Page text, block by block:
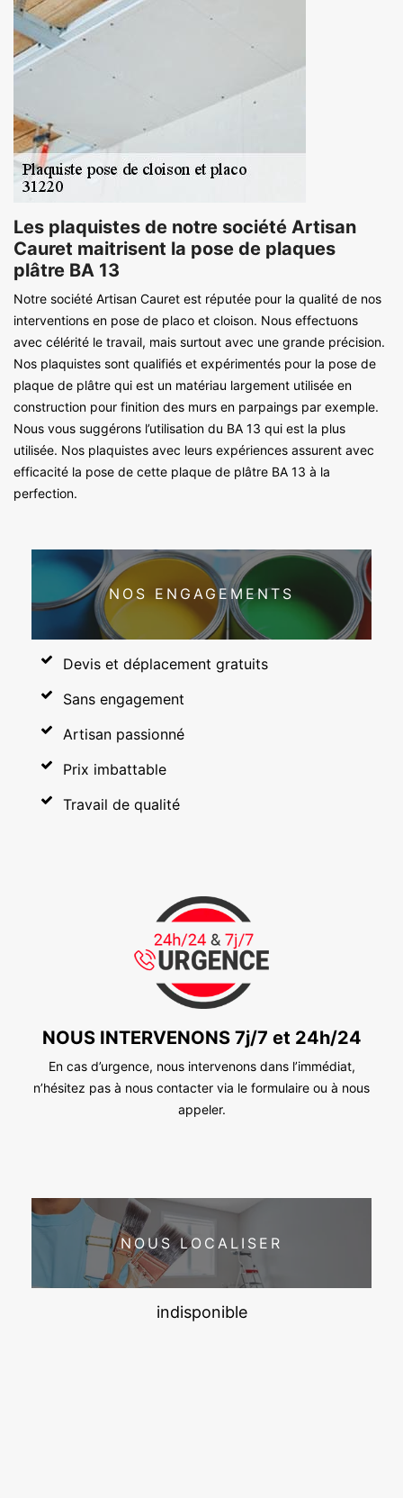
Les plaquistes de notre société Artisan
Cauret maitrisent la pose de plaques
plâtre BA 13
Notre société Artisan Cauret est réputée pour la qualité de nos
interventions en pose de placo et cloison. Nous effectuons
avec célérité le travail, mais surtout avec une grande précision.
Nos plaquistes sont qualifiés et expérimentés pour la pose de
plaque de plâtre qui est un matériau largement utilisée en
construction pour finition des murs en parpaings par exemple.
Nous vous suggérons l’utilisation du BA 13 qui est la plus
utilisée. Nos plaquistes avec leurs expériences assurent avec
efficacité la pose de cette plaque de plâtre BA 13 à la
perfection.
NOS ENGAGEMENTS
Devis et déplacement gratuits
Sans engagement
Artisan passionné
Prix imbattable
Travail de qualité
NOUS INTERVENONS 7j/7 et 24h/24
En cas d’urgence, nous intervenons dans l’immédiat,
n’hésitez pas à nous contacter via le formulaire ou à nous
appeler.
NOUS LOCALISER
indisponible